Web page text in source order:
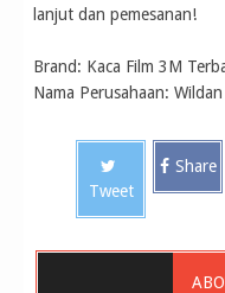
lanjut dan pemesanan!
Brand: Kaca Film 3M
Nama Perusahaan: Wildan
Tweet
Share